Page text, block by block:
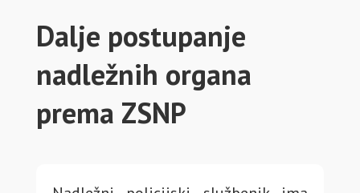
Dalje postupanje
nadležnih organa
prema ZSNP